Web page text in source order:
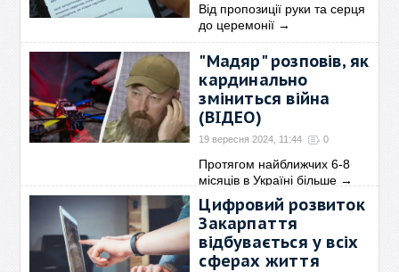
Від пропозиції руки та серця
до церемонії →
"Мадяр" розповів, як
кардинально
зміниться війна
(ВІДЕО)
19 вересня 2024, 11:44 0
Протягом найближчих 6-8
місяців в Україні більше →
Цифровий розвиток
Закарпаття
відбувається у всіх
сферах життя